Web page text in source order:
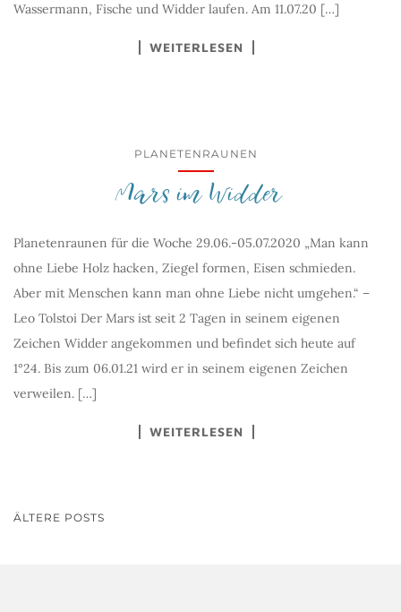
Wassermann, Fische und Widder laufen. Am 11.07.20 […]
WEITERLESEN
PLANETENRAUNEN
Mars im Widder
Planetenraunen für die Woche 29.06.-05.07.2020 „Man kann
ohne Liebe Holz hacken, Ziegel formen, Eisen schmieden.
Aber mit Menschen kann man ohne Liebe nicht umgehen.“ –
Leo Tolstoi Der Mars ist seit 2 Tagen in seinem eigenen
Zeichen Widder angekommen und befindet sich heute auf
1°24. Bis zum 06.01.21 wird er in seinem eigenen Zeichen
verweilen. […]
WEITERLESEN
BEITRAGSNAVIGATION
ÄLTERE POSTS